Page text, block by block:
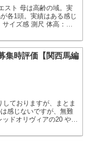
スト 母は高齢の域。実
各1頭。実績はある感じ
イズ感 測尺 体高：
集時評価【関西馬編
ておりますが、まとま
感じないですが、無難
ドオリヴィアの20 やや